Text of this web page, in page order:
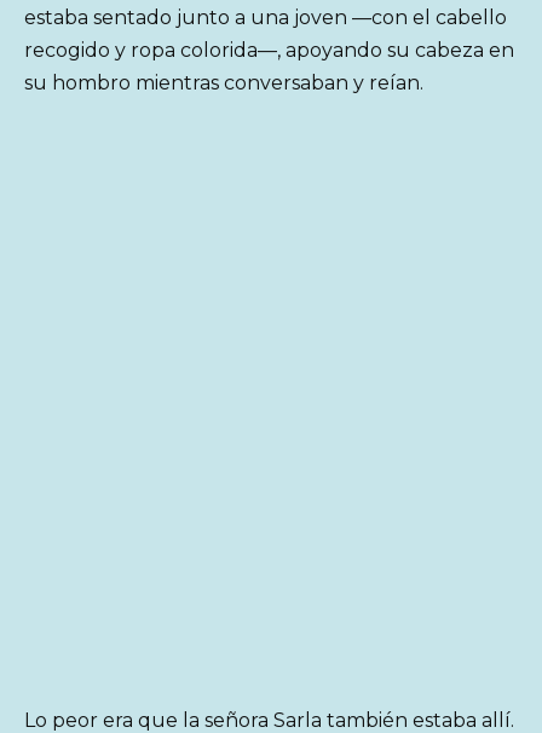
estaba sentado junto a una joven —con el cabello
recogido y ropa colorida—, apoyando su cabeza en
su hombro mientras conversaban y reían.
Lo peor era que la señora Sarla también estaba allí.